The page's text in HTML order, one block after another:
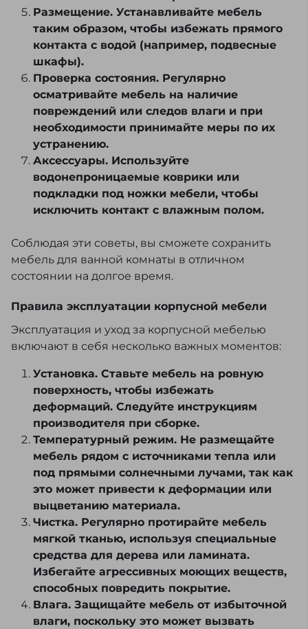
Размещение. Устанавливайте мебель
таким образом, чтобы избежать прямого
контакта с водой (например, подвесные
шкафы).
Проверка состояния. Регулярно
осматривайте мебель на наличие
повреждений или следов влаги и при
необходимости принимайте меры по их
устранению.
Аксессуары. Используйте
водонепроницаемые коврики или
подкладки под ножки мебели, чтобы
исключить контакт с влажным полом.
Соблюдая эти советы, вы сможете сохранить
мебель для ванной комнаты в отличном
состоянии на долгое время.
Правила эксплуатации корпусной мебели
Эксплуатация и уход за корпусной мебелью
включают в себя несколько важных моментов:
Установка. Ставьте мебель на ровную
поверхность, чтобы избежать
деформаций. Следуйте инструкциям
производителя при сборке.
Температурный режим. Не размещайте
мебель рядом с источниками тепла или
под прямыми солнечными лучами, так как
это может привести к деформации или
выцветанию материала.
Чистка. Регулярно протирайте мебель
мягкой тканью, используя специальные
средства для дерева или ламината.
Избегайте агрессивных моющих веществ,
способных повредить покрытие.
Влага. Защищайте мебель от избыточной
влаги, поскольку это может вызвать